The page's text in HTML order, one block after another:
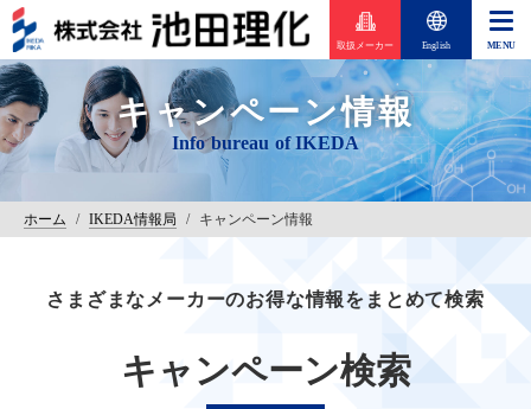
取扱メーカー English
キャンペーン情報
ホーム / IKEDA情報局 / キャンペーン情報
さまざまなメーカーのお得な情報をまとめて検索
キャンペーン検索